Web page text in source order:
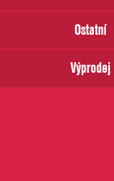
Ostatní
Výprodej